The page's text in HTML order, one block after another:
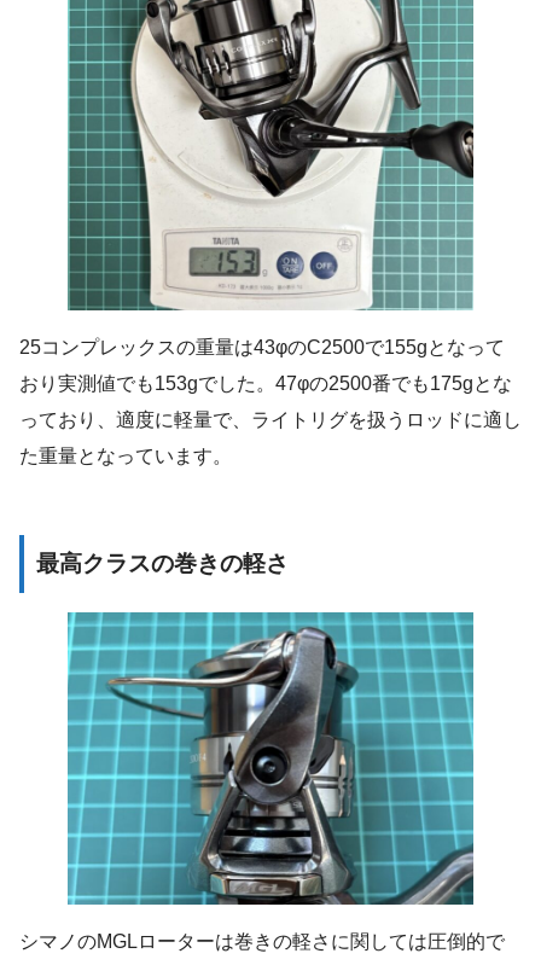
25コンプレックスの重量は43φのC2500で155gとなって
おり実測値でも153gでした。47φの2500番でも175gとな
っており、適度に軽量で、ライトリグを扱うロッドに適し
た重量となっています。
最高クラスの巻きの軽さ
シマノのMGLローターは巻きの軽さに関しては圧倒的で